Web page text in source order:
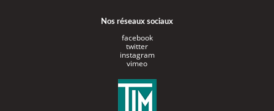
Nos réseaux sociaux
facebook
twitter
instagram
vimeo